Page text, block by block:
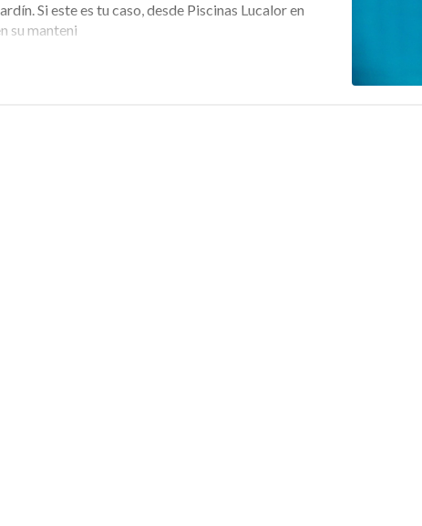
Si este es tu caso, desde Piscinas Lucalor en
su manteni